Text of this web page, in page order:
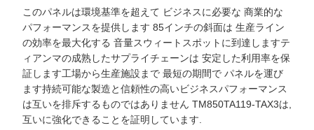
このパネルは環境基準を超えて ビジネスに必要な 商業的な
パフォーマンスを提供します 85インチの斜面は 生産ライン
の効率を最大化する 音量スウィートスポットに到達しますテ
ィアンマの成熟したサプライチェーンは 安定した利用率を保
証します工場から生産施設まで 最短の期間で パネルを運び
ます持続可能な製造と信頼性の高いビジネスパフォーマンス
は互いを排斥するものではありません TM850TA119-TAX3は,
互いに強化できることを証明しています.